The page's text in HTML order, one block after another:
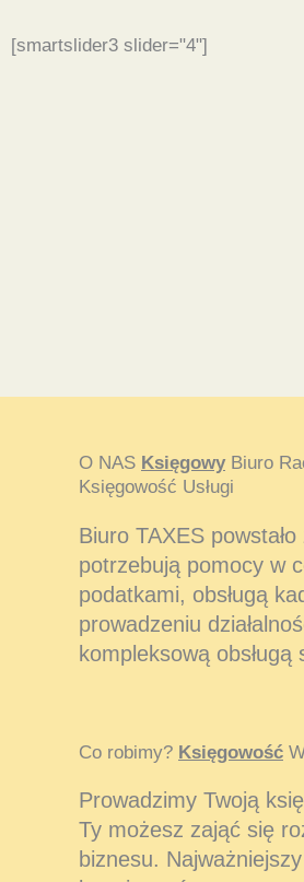
[smartslider3 slider="4"]
O NAS Księgowy Biuro
Księgowość Usługi
Biuro TAXES
potrzebują pomocy w
podatkami, obsługą
prowadzeniu
kompleksową obsługą
Co robimy? Księgowość
Prowadzimy Twoją
Ty możesz zająć się
biznesu.